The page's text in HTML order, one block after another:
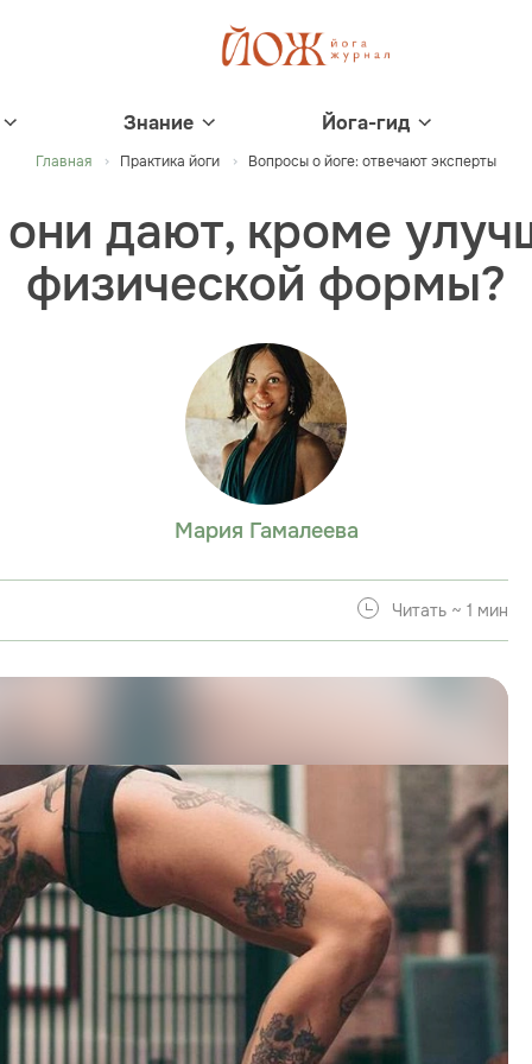
Знание Йога-гид
Главная Практика йоги Вопросы о йоге: отвечают эксперты
дают, кроме
физической формы?
Мария Гамалеева
Читать ~ 1 мин